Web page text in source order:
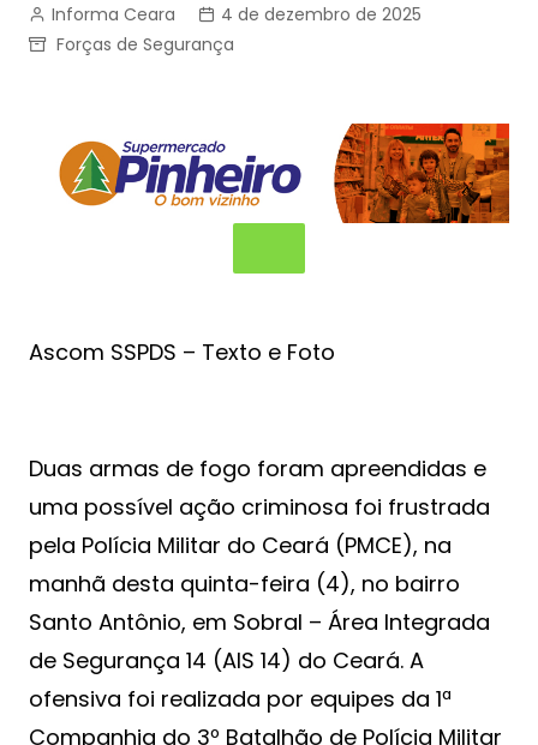
Informa Ceara
4 de dezembro de 2025
Forças de Segurança
Ascom SSPDS – Texto e Foto
Duas armas de fogo foram apreendidas e
uma possível ação criminosa foi frustrada
pela Polícia Militar do Ceará (PMCE), na
manhã desta quinta-feira (4), no bairro
Santo Antônio, em Sobral – Área Integrada
de Segurança 14 (AIS 14) do Ceará. A
ofensiva foi realizada por equipes da 1ª
Companhia do 3º Batalhão de Polícia Militar